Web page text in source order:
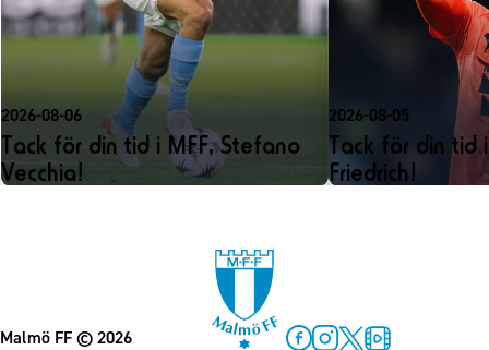
2026-08-06
Tack för din tid i MFF, Stefano
Vecchia!
2026-08-05
Tack för din tid
Friedrich!
Malmö FF© 2026